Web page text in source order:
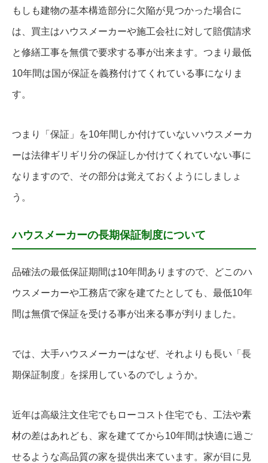
もしも建物の基本構造部分に欠陥が見つかった場合に
は、買主はハウスメーカーや施工会社に対して賠償請求
と修繕工事を無償で要求する事が出来ます。つまり最低
10年間は国が保証を義務付けてくれている事になりま
す。
つまり「保証」を10年間しか付けていないハウスメーカ
ーは法律ギリギリ分の保証しか付けてくれていない事に
なりますので、その部分は覚えておくようにしましょ
う。
ハウスメーカーの長期保証制度について
品確法の最低保証期間は10年間ありますので、どこのハ
ウスメーカーや工務店で家を建てたとしても、最低10年
間は無償で保証を受ける事が出来る事が判りました。
では、大手ハウスメーカーはなぜ、それよりも長い「長
期保証制度」を採用しているのでしょうか。
近年は高級注文住宅でもローコスト住宅でも、工法や素
材の差はあれども、家を建ててから10年間は快適に過ご
せるような高品質の家を提供出来ています。家が目に見